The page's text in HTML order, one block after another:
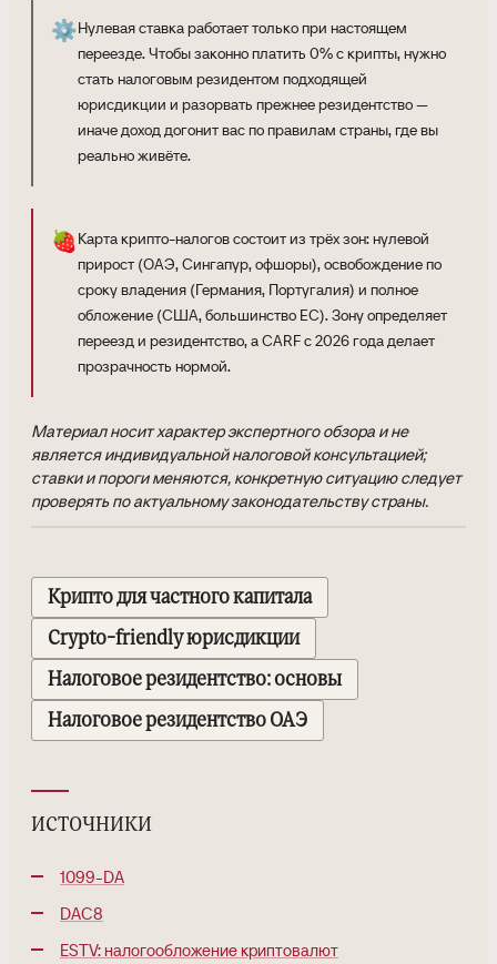
⚙️Нулевая ставка работает только при настоящем
переезде. Чтобы законно платить 0% с крипты, нужно
стать налоговым резидентом подходящей
юрисдикции и разорвать прежнее резидентство —
иначе доход догонит вас по правилам страны, где вы
реально живёте.
🍓Карта крипто-налогов состоит из трёх зон: нулевой
прирост (ОАЭ, Сингапур, офшоры), освобождение по
сроку владения (Германия, Португалия) и полное
обложение (США, большинство ЕС). Зону определяет
переезд и резидентство, а CARF с 2026 года делает
прозрачность нормой.
Материал носит характер экспертного обзора и не
является индивидуальной налоговой консультацией;
ставки и пороги меняются, конкретную ситуацию следует
проверять по актуальному законодательству страны.
Крипто для частного капитала
Crypto-friendly юрисдикции
Налоговое резидентство: основы
Налоговое резидентство ОАЭ
источники
1099-DA
DAC8
ESTV: налогообложение криптовалют